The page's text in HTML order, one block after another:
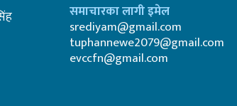
समाचारका लागी इमेल
srediyam@gmail.com
tuphannewe2079@gmail.com
evccfn@gmail.com